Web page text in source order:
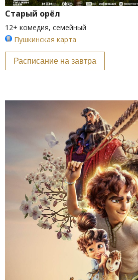
Старый орёл
12+ комедия, семейный
Пушкинская карта
Расписание на завтра